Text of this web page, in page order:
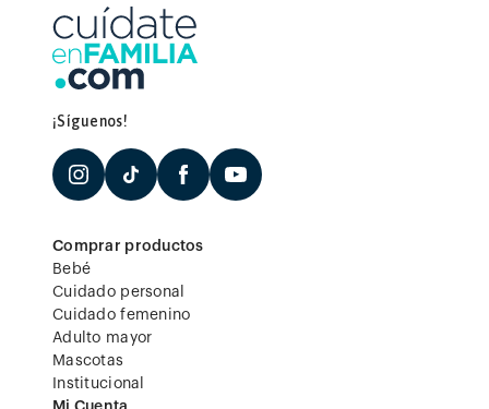
¡Síguenos!
Comprar productos
Bebé
Cuidado personal
Cuidado femenino
Adulto mayor
Mascotas
Institucional